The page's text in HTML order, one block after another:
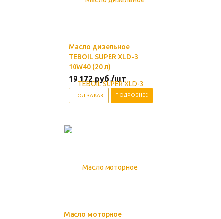
Масло дизельное
TEBOIL SUPER XLD-3
10W40 (20 л)
19 172 руб./шт
ПОД ЗАКАЗ ПОДРОБНЕЕ
Масло моторное